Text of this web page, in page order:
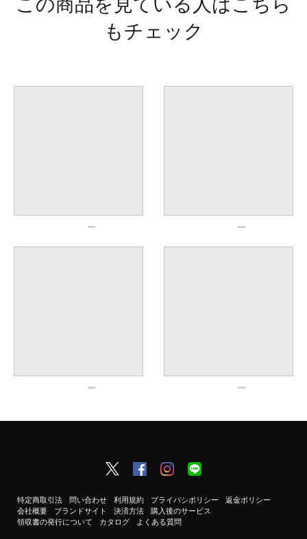
この商品を見ている人はこちら
もチェック
特定商取引法 問い合わせ 利用規約 プライバシポリシー
返金ポリシー
会社概要
ブランドサイト 決済方法
購入後のサービス
領収書の発行について
カタログ よくある質問